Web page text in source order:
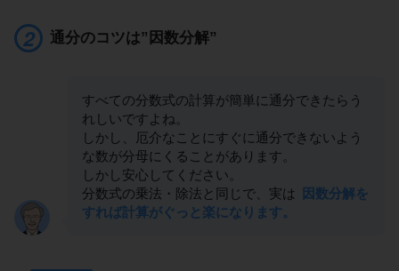
通分のコツは”因数分解”
すべての分数式の計算が簡単に通分できたらう
れしいですよね。
しかし、厄介なことにすぐに通分できないよう
な数が分母にくることがあります。
しかし安心してください。
分数式の乗法・除法と同じで、実は
因数分解を
すれば計算がぐっと楽になります。